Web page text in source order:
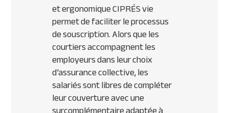
et ergonomiqueCIPRÉS vie
permet de faciliter le processus
de souscription. Alors que les
courtiers accompagnent les
employeurs dans leur choix
d’assurance collective, les
salariés sont libres de compléter
leur couverture avec une